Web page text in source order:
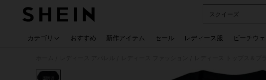
スクイーズ
カテゴリ おすすめ 新作アイテム セール レディース服 ビーチウ